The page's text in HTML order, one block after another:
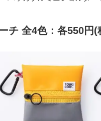
チ 全4色：各550円(